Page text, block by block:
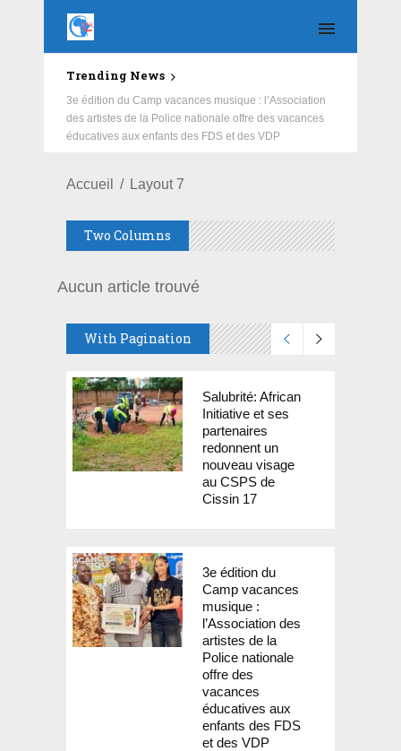
Trending News
3e édition du Camp vacances musique : l’Association
des artistes de la Police nationale offre des vacances
éducatives aux enfants des FDS et des VDP
Accueil Layout 7
Two Columns
Aucun article trouvé
With Pagination
Salubrité: African
Initiative et ses
partenaires
redonnent un
nouveau visage
au CSPS de
Cissin 17
3e édition du
Camp vacances
musique :
l’Association des
artistes de la
Police nationale
offre des
vacances
éducatives aux
enfants des FDS
et des VDP